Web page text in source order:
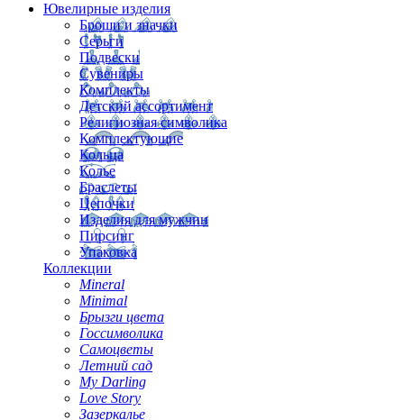
Ювелирные изделия
Броши и значки
Серьги
Подвески
Сувениры
Комплекты
Детский ассортимент
Религиозная символика
Комплектующие
Кольца
Колье
Браслеты
Цепочки
Изделия для мужчин
Пирсинг
Упаковка
Коллекции
Mineral
Minimal
Брызги цвета
Госсимволика
Самоцветы
Летний сад
My Darling
Love Story
Зазеркалье